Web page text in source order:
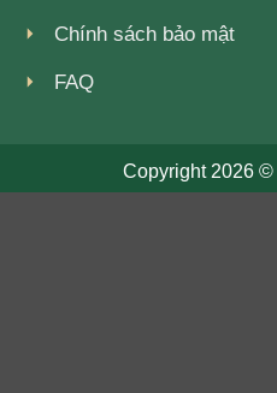
Chính sách bảo mật
FAQ
Copyright 2026 ©